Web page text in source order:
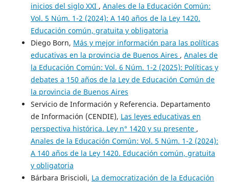
inicios del siglo XXI , Anales de la Educación Común:
Vol. 5 Núm. 1-2 (2024): A 140 años de la Ley 1420.
Educación común, gratuita y obligatoria
Diego Born, Más y mejor información para las políticas
educativas en la provincia de Buenos Aires , Anales de
la Educación Común: Vol. 6 Núm. 1-2 (2025): Políticas y
debates a 150 años de la Ley de Educación Común de
la provincia de Buenos Aires
Servicio de Información y Referencia. Departamento
de Información (CENDIE), Las leyes educativas en
perspectiva histórica. Ley n° 1420 y su presente ,
Anales de la Educación Común: Vol. 5 Núm. 1-2 (2024):
A 140 años de la Ley 1420. Educación común, gratuita
y obligatoria
Bárbara Briscioli, La democratización de la Educación